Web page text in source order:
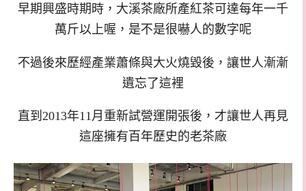
早期興盛時期時 ， 大溪茶廠所產紅茶可達每年一千
萬斤以上喔 ， 是不是很嚇人的數字呢
不過後來歷經產業蕭條與大火燒毀後 ， 讓世人漸漸
遺忘了這裡
直到 2013年11月重新試營運開張後 ， 才讓世人再見
這座擁有百年歷史的老茶廠